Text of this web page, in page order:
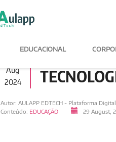
EDUCACIONAL
29
Aug
2024
BATE
Autor: AULAPP EDTECH - Plataforma
Conteúdo: EDUCAÇÃO 29 August,